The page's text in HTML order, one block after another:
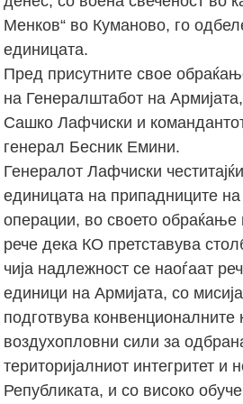
Менков“ во Куманово, го
единицата.
Пред присутните свое
на Генералштабот на
Сашко Лафчиски и
генерал Бесник Емини.
Генералот Лафчиски
единицата на припадниците
операции, во своето обраќање
рече дека КО претставува
чија надлежност се наоѓаат
единици на Армијата, со
подготвува конвенционалните
воздухопловни сили за
територијалниот интегритет и
Републиката, и со високо